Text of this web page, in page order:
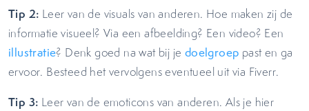
Tip 2: Leer van de visuals van anderen. Hoe maken zij de
informatie visueel? Via een afbeelding? Een video? Een
illustratie? Denk goed na wat bij je doelgroep past en ga
ervoor. Besteed het vervolgens eventueel uit via Fiverr.
Tip 3: Leer van de emoticons van anderen. Als je hier